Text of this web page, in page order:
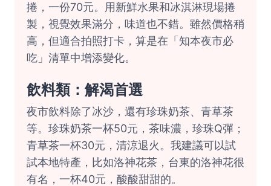
捲，一份70元。用新鮮水果和冰淇淋現場捲
製，視覺效果滿分，味道也不錯。雖然價格稍
高，但適合拍照打卡，算是在「知本夜市必
吃」清單中增添變化。
飲料類：解渴首選
夜市飲料除了冰沙，還有珍珠奶茶、青草茶
等。珍珠奶茶一杯50元，茶味濃，珍珠Q彈；
青草茶一杯30元，清涼退火。我建議可以試
試本地特產，比如洛神花茶，台東的洛神花很
有名，一杯40元，酸酸甜甜的。